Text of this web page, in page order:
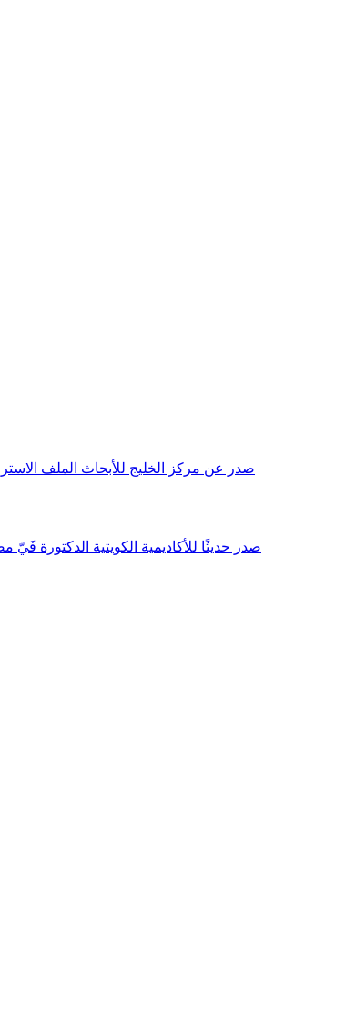
صدر عن مركز الخليج للأبحاث الملف الاستراتيجي السنوي مع بداية عام 2026م، باللغتين العربية والانجليزية وتضمن
صدر حديثًا للأكاديمية الكويتية الدكتورة